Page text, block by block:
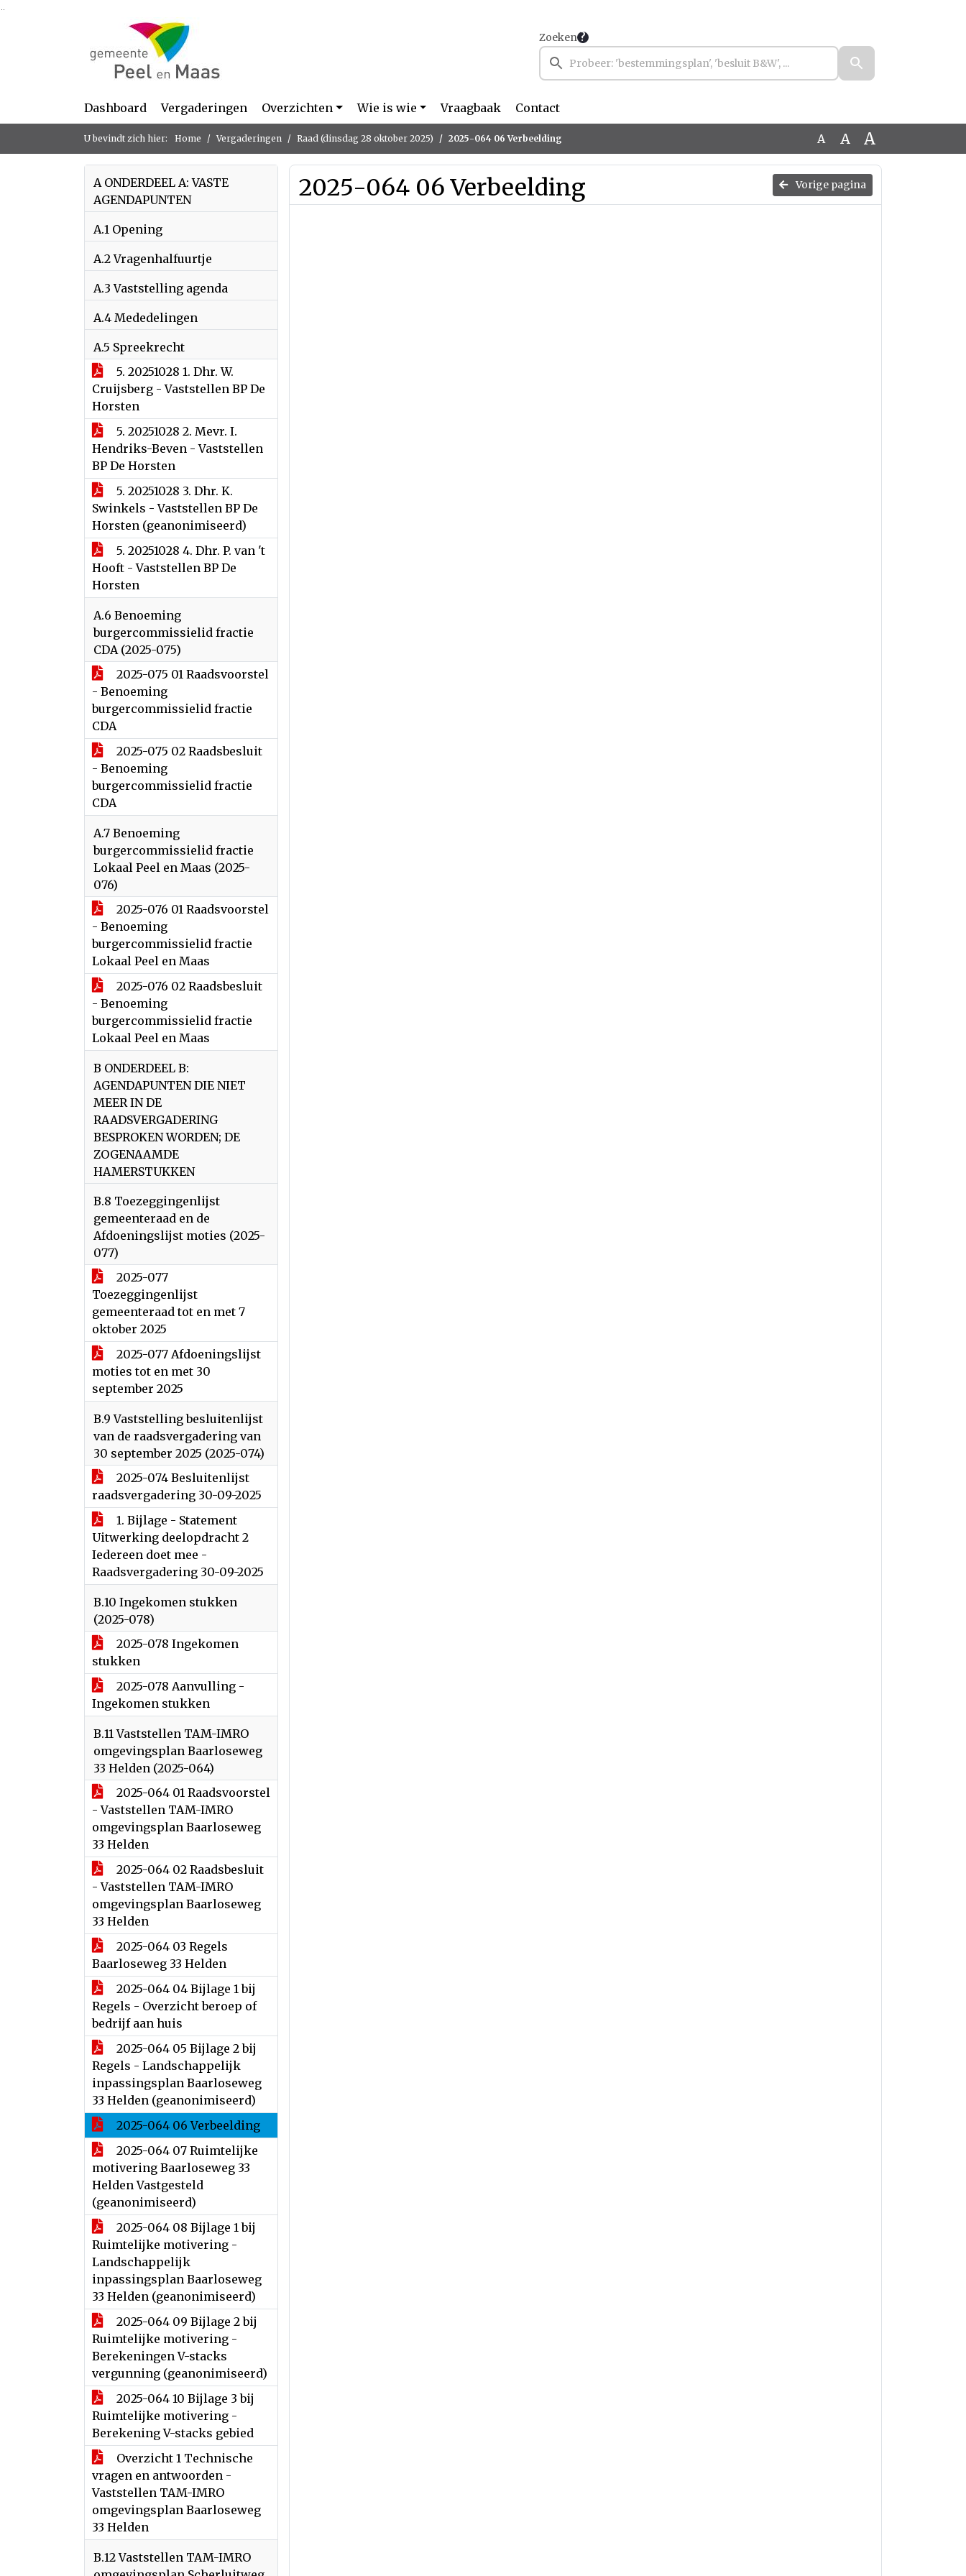
Ga naar de inhoud van deze pagina
Zoeken
Dashboard Vergaderingen Overzichten Wie is wie Vraagbaak Contact
U bevindt zich hier: Home Vergaderingen Raad (dinsdag 28 oktober 2025) 2025-064 06 Verbeelding A A A
A ONDERDEEL A: VASTE
AGENDAPUNTEN
A.1 Opening
A.2 Vragenhalfuurtje
A.3 Vaststelling agenda
A.4 Mededelingen
A.5 Spreekrecht
5. 20251028 1. Dhr. W.
Cruijsberg - Vaststellen BP De
Horsten
5. 20251028 2. Mevr. I.
Hendriks-Beven - Vaststellen
BP De Horsten
5. 20251028 3. Dhr. K.
Swinkels - Vaststellen BP De
Horsten (geanonimiseerd)
5. 20251028 4. Dhr. P. van 't
Hooft - Vaststellen BP De
Horsten
A.6 Benoeming
burgercommissielid fractie
CDA (2025-075)
2025-075 01 Raadsvoorstel
- Benoeming
burgercommissielid fractie
CDA
2025-075 02 Raadsbesluit
- Benoeming
burgercommissielid fractie
CDA
A.7 Benoeming
burgercommissielid fractie
Lokaal Peel en Maas (2025-
076)
2025-076 01 Raadsvoorstel
- Benoeming
burgercommissielid fractie
Lokaal Peel en Maas
2025-076 02 Raadsbesluit
- Benoeming
burgercommissielid fractie
Lokaal Peel en Maas
B ONDERDEEL B:
AGENDAPUNTEN DIE NIET
MEER IN DE
RAADSVERGADERING
BESPROKEN WORDEN; DE
ZOGENAAMDE
HAMERSTUKKEN
B.8 Toezeggingenlijst
gemeenteraad en de
Afdoeningslijst moties (2025-
077)
2025-077
Toezeggingenlijst
gemeenteraad tot en met 7
oktober 2025
2025-077 Afdoeningslijst
moties tot en met 30
september 2025
B.9 Vaststelling besluitenlijst
van de raadsvergadering van
30 september 2025 (2025-074)
2025-074 Besluitenlijst
raadsvergadering 30-09-2025
1. Bijlage - Statement
Uitwerking deelopdracht 2
Iedereen doet mee -
Raadsvergadering 30-09-2025
B.10 Ingekomen stukken
(2025-078)
2025-078 Ingekomen
stukken
2025-078 Aanvulling -
Ingekomen stukken
B.11 Vaststellen TAM-IMRO
omgevingsplan Baarloseweg
33 Helden (2025-064)
2025-064 01 Raadsvoorstel
- Vaststellen TAM-IMRO
omgevingsplan Baarloseweg
33 Helden
2025-064 02 Raadsbesluit
- Vaststellen TAM-IMRO
omgevingsplan Baarloseweg
33 Helden
2025-064 03 Regels
Baarloseweg 33 Helden
2025-064 04 Bijlage 1 bij
Regels - Overzicht beroep of
bedrijf aan huis
2025-064 05 Bijlage 2 bij
Regels - Landschappelijk
inpassingsplan Baarloseweg
33 Helden (geanonimiseerd)
2025-064 06 Verbeelding
2025-064 07 Ruimtelijke
motivering Baarloseweg 33
Helden Vastgesteld
(geanonimiseerd)
2025-064 08 Bijlage 1 bij
Ruimtelijke motivering -
Landschappelijk
inpassingsplan Baarloseweg
33 Helden (geanonimiseerd)
2025-064 09 Bijlage 2 bij
Ruimtelijke motivering -
Berekeningen V-stacks
vergunning (geanonimiseerd)
2025-064 10 Bijlage 3 bij
Ruimtelijke motivering -
Berekening V-stacks gebied
Overzicht 1 Technische
vragen en antwoorden -
Vaststellen TAM-IMRO
omgevingsplan Baarloseweg
33 Helden
B.12 Vaststellen TAM-IMRO
Vorige pagina
2025-064 06 Verbeelding